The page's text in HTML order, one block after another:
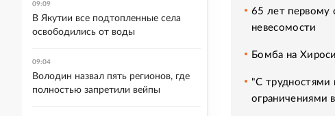
65 лет первому
невесомости
Бомба на
"С трудностями
ограничениями
09:09
В Якутии все подтопленные села
освободились от воды
09:04
Володин назвал пять регионов, где
полностью запретили вейпы